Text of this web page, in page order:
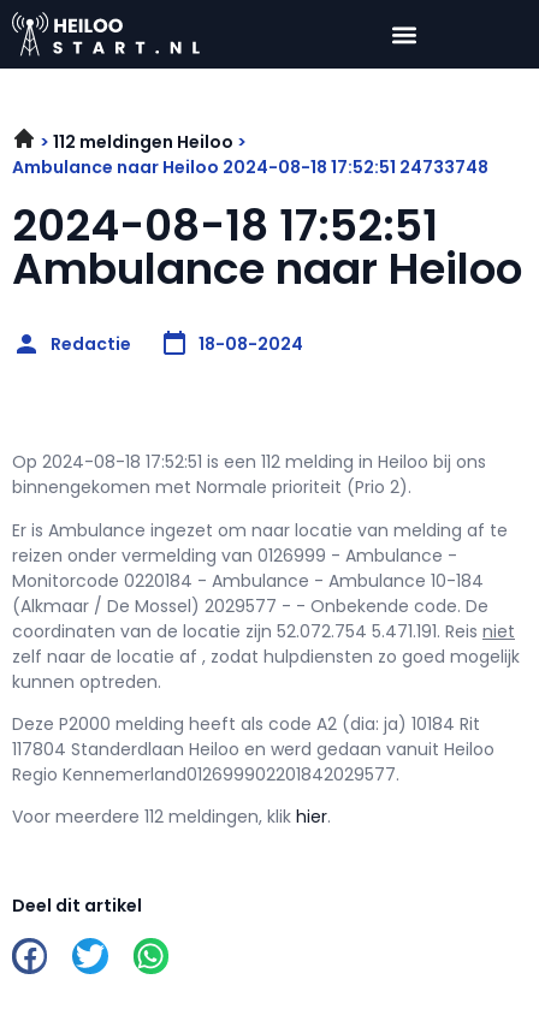
112 meldingen Heiloo
Ambulance naar Heiloo 2024-08-18 17:52:51 24733748
2024-08-18 17:52:51
Ambulance naar Heiloo
Redactie 18-08-2024
Op 2024-08-18 17:52:51 is een 112 melding in Heiloo bij ons
binnengekomen met Normale prioriteit (Prio 2).
Er is Ambulance ingezet om naar locatie van melding af te
reizen onder vermelding van 0126999 - Ambulance -
Monitorcode 0220184 - Ambulance - Ambulance 10-184
(Alkmaar / De Mossel) 2029577 - - Onbekende code. De
coordinaten van de locatie zijn 52.072.754 5.471.191. Reis niet
zelf naar de locatie af , zodat hulpdiensten zo goed mogelijk
kunnen optreden.
Deze P2000 melding heeft als code A2 (dia: ja) 10184 Rit
117804 Standerdlaan Heiloo en werd gedaan vanuit Heiloo
Regio Kennemerland012699902201842029577.
Voor meerdere 112 meldingen, klik hier.
Deel dit artikel